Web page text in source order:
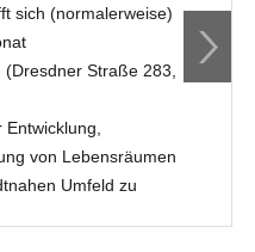
sich (normalerweise)
Straße 283,
von Lebensräumen
Umfeld zu